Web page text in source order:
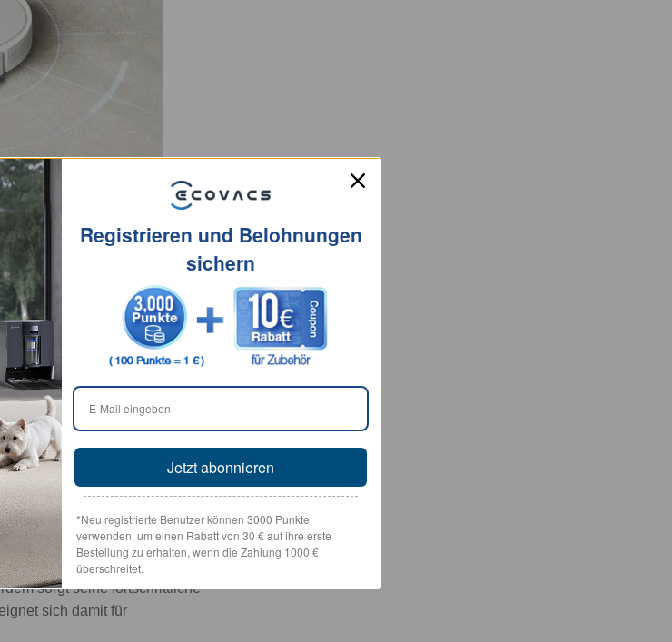
Eine
zu minimieren und
Reinigungserlebnis mit
umfassendes
Pa, die dafür sorgt, dass
werden. Das Smart Navi 3.0
dein Zuhause präzise zu
zu optimieren.
der mehrere
sorgt seine fortschrittliche
sich damit für
Registrieren und Belohnungen
sichern
Jetzt abonnieren
*Neu registrierte Benutzer können 3000 Punkte
verwenden, um einen Rabatt von 30 € auf ihre erste
Bestellung zu erhalten, wenn die Zahlung 1000 €
überschreitet.